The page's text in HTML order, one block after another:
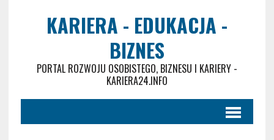
KARIERA - EDUKACJA -
BIZNES
PORTAL ROZWOJU OSOBISTEGO, BIZNESU I KARIERY -
KARIERA24.INFO